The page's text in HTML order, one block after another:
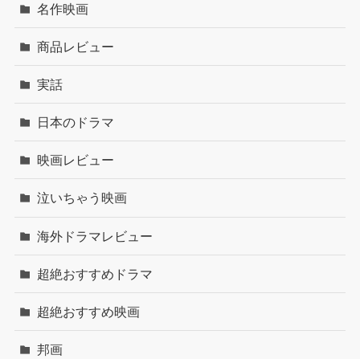
名作映画
商品レビュー
実話
日本のドラマ
映画レビュー
泣いちゃう映画
海外ドラマレビュー
超絶おすすめドラマ
超絶おすすめ映画
邦画